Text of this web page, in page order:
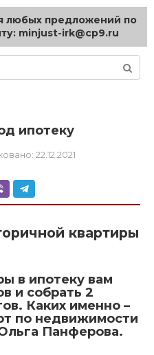
про автомобили
ипотеку
22.12.2021
квартиры
в ипотеку вам
и собрать 2
Каких именно –
по недвижимости
Панферова.
любых предложений по
minjust-irk@cp9.ru